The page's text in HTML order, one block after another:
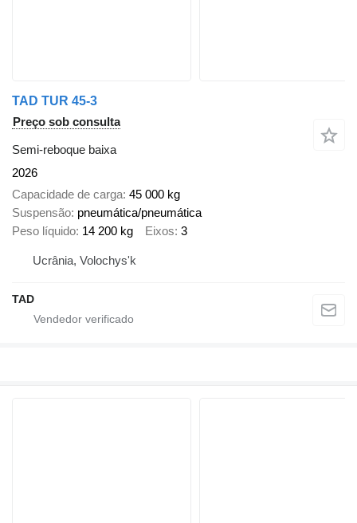
TAD TUR 45-3
Preço sob consulta
Semi-reboque baixa
2026
Capacidade de carga 45 000 kg
Suspensão pneumática/pneumática
Peso líquido 14 200 kg Eixos 3
Ucrânia, Volochys'k
TAD